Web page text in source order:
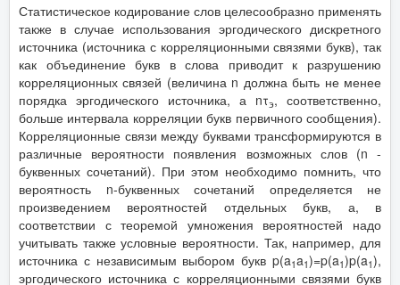
Статистическое кодирование слов целесообразно применять
также в случае использования эргодического дискретного
источника (источника с корреляционными связями букв), так
как объединение букв в слова приводит к разрушению
корреляционных связей (величина n должна быть не менее
порядка эргодического источника, а nτэ, соответственно,
больше интервала корреляции букв первичного сообщения).
Корреляционные связи между буквами трансформируются в
различные вероятности появления возможных слов (n -
буквенных сочетаний). При этом необходимо помнить, что
вероятность n-буквенных сочетаний определяется не
произведением вероятностей отдельных букв, а, в
соответствии с теоремой умножения вероятностей надо
учитывать также условные вероятности. Так, например, для
источника с независимым выбором букв p(a1a1)=p(a1)p(a1),
эргодического источника с корреляционными связями букв